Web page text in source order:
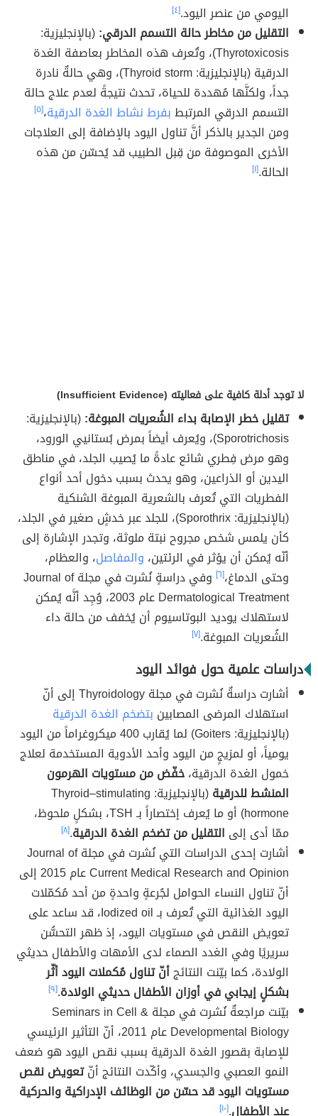
اليومي من عنصر اليود.[٤]
التقليل من مخاطر حالة التسمم الدرقي:(بالإنجليزية:
Thyrotoxicosis)، وتُعرف هذه المخاطر بعاصفة الغدة
الدرقية (بالإنجليزية: Thyroid storm)، وهي حالةٌ نادرة
جداً، ولكنَّها مُهددة للحياة، تحدث نتيجةً لعدم علاج حالة
التسمم الدرقي المرتبطبفرط نشاط الغدة الدرقية،[٥]
ومن الجدير بالذكر أنَّ تناول اليود بالإضافة إلى العلاجات
الأخرى الموصوفة من قِبل الطبيب قد يُحسّن من هذه
الحالة.[١]
لا توجد أدلة كافية على فعاليته (Insufficient Evidence)
تقليل خطر الإصابة بداء الشُعريات المبوغة:(بالإنجليزية:
Sporotrichosis)، ويُعرف أيضاً بمرض بُستانيي الورود،
وهو مرض فِطري شائع عادةً ما يُصيب الجلد، في مناطق
اليدين أو الذراعين، وهو يحدث بسبب دخول أحد أنواع
الفطريات التي تُعرف بالشعرية المبوغة الشنكية
(بالإنجليزية: Sporothrix)، للجلد عبر خدشٍ صغير في الجلد،
كأن يلمس شخص مجروح نبتة ملوثة، وتجدر الإشارة إلى
أنّه يُمكن أن يؤثر في الرئتين، والمفاصل، والعظام،
وحتى الدماغ،[٦]
وفي دراسةٍ نُشرت في مجلة Journal of
Dermatological Treatment عام 2003، وُجِد أنَّه يُمكن
لاستهلاك يوديد البوتاسيوم أن يُخفف من حالة داء
الشُعريات المبوغة.[٧]
دراسات علمية حول فوائد اليود
أشارت دراسةٌ نُشرت في مجلة Thyroidology إلى أنّ
استهلاك المرضى المصابين بتضخم الغدة الدرقية
(بالإنجليزية: Goiters) لما يُقارب 400 ميكروغراماً من اليود
يومياً، أو لمزيجٍ من اليود وأحد الأدوية المستخدمة لعلاج
خمول الغدة الدرقية،خفّض من مستويات الهرمون
المنشط للدرقية
(بالإنجليزية: Thyroid–stimulating
hormone) أو ما يُعرف إختصاراً بـ TSH، بشكلٍ ملحوظ،
ممّا أدى إلى التقليل من تضخم الغدة الدرقية.[٨]
أشارت إحدى الدراسات التي نُشرت في مجلة Journal of
Current Medical Research and Opinion عام 2015 إلى
أنّ تناول النساء الحوامل لجُرعةٍ واحدةٍ من أحد مُكمّلات
اليود الغذائية التي تُعرف بـ Iodized oil، قد ساعد على
تعويض النقص في مستويات اليود، إذ ظهر التحسُّن
سريريًا وفي الغدد الصماء لدى الأمهات والأطفال حديثي
الولادة، كما بيّنت النتائجأنّ تناول مُكملات اليود أثّر
بشكلٍ إيجابي في أوزان الأطفال حديثي الولادة.[٩]
بيّنت مراجعةٌ نُشرت في مجلة Seminars in Cell &
Developmental Biology عام 2011، أنّ التأثير الرئيسي
للإصابة بقصور الغدة الدرقية بسبب نقص اليود هو ضعف
النمو العصبي والجسدي، وأكّدت النتائج أنّتعويض نقص
مستويات اليود قد حسّن من الوظائف الإدراكية والحركية
عند الأطفال.[١٠]